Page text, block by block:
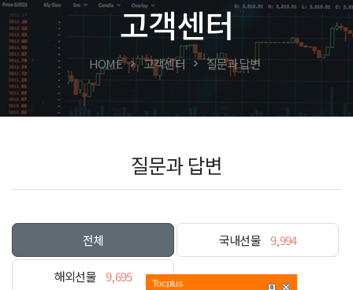
고객센터
HOME 고객센터 질문과 답변
질문과 답변
전체 국내선물 9,994
해외선물 9,695 Tocplus